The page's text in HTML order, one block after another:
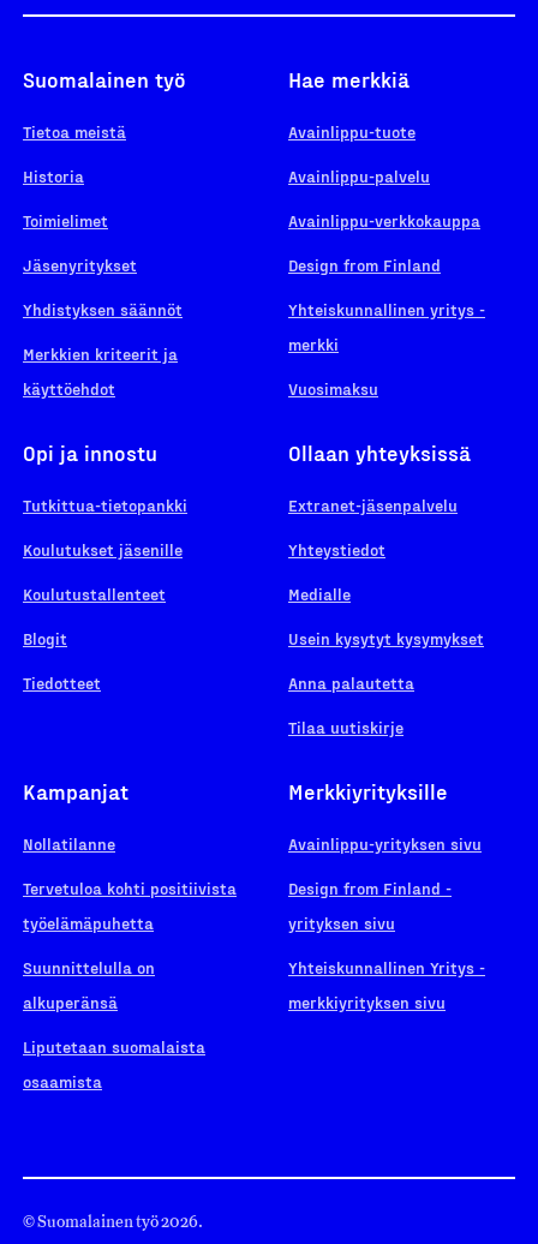
Suomalainen työ
Tietoa meistä
Historia
Toimielimet
Jäsenyritykset
Yhdistyksen säännöt
Merkkien kriteerit ja
käyttöehdot
Hae merkkiä
Avainlippu-tuote
Avainlippu-palvelu
Avainlippu-verkkokauppa
Design from Finland
Yhteiskunnallinen yritys -
merkki
Vuosimaksu
Opi ja innostu
Tutkittua-tietopankki
Koulutukset jäsenille
Koulutustallenteet
Blogit
Tiedotteet
Ollaan yhteyksissä
Extranet-jäsenpalvelu
Yhteystiedot
Medialle
Usein kysytyt kysymykset
Anna palautetta
Tilaa uutiskirje
Kampanjat
Nollatilanne
Tervetuloa kohti positiivista
työelämäpuhetta
Suunnittelulla on
alkuperänsä
Liputetaan suomalaista
osaamista
Merkkiyrityksille
Avainlippu-yrityksen sivu
Design from Finland -
yrityksen sivu
Yhteiskunnallinen Yritys -
merkkiyrityksen sivu
© Suomalainen työ 2026.